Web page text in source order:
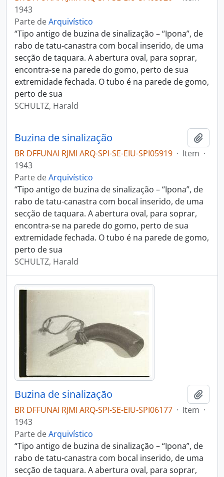
1943
Parte deArquivístico
“Tipo antigo de buzina de sinalização – “Ipona”, de
rabo de tatu-canastra com bocal inserido, de uma
secção de taquara. A abertura oval, para soprar,
encontra-se na parede do gomo, perto de sua
extremidade fechada. O tubo é na parede de gomo,
perto de sua
SCHULTZ, Harald
Buzina de sinalização
BR DFFUNAI RJMI ARQ-SPI-SE-EIU-SPI05919 · Item ·
1943
Parte deArquivístico
“Tipo antigo de buzina de sinalização – “Ipona”, de
rabo de tatu-canastra com bocal inserido, de uma
secção de taquara. A abertura oval, para soprar,
encontra-se na parede do gomo, perto de sua
extremidade fechada. O tubo é na parede de gomo,
perto de sua
SCHULTZ, Harald
Buzina de sinalização
BR DFFUNAI RJMI ARQ-SPI-SE-EIU-SPI06177 · Item ·
1943
Parte deArquivístico
“Tipo antigo de buzina de sinalização – “Ipona”, de
rabo de tatu-canastra com bocal inserido, de uma
secção de taquara. A abertura oval, para soprar,